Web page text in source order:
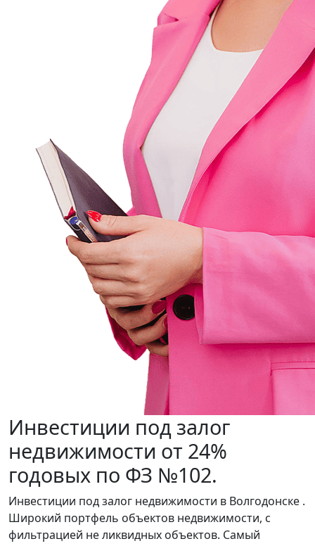
Инвестиции под залог
недвижимости от 24%
годовых по ФЗ №102.
Инвестиции под залог недвижимости в Волгодонске .
Широкий портфель объектов недвижимости, с
фильтрацией не ликвидных объектов. Самый